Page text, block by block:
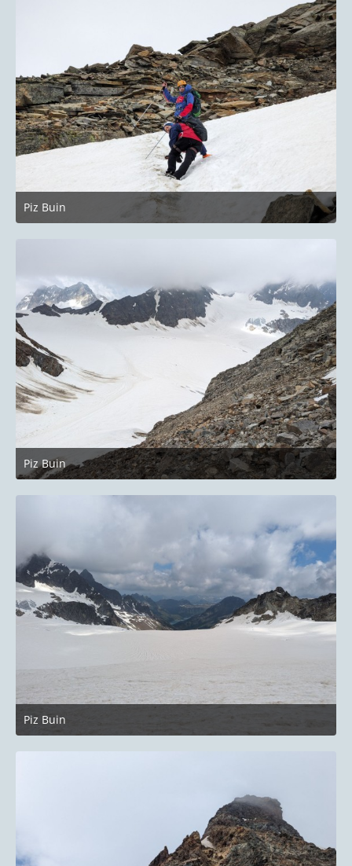
Piz Buin
27. Juni 2023 um 22:14
Piz Buin
27. Juni 2023 um 22:14
Piz Buin
27. Juni 2023 um 22:14